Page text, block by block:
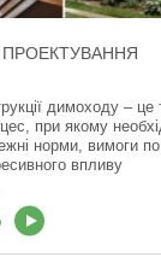
димоходу – це
при якому
норми, вимоги по
впливу